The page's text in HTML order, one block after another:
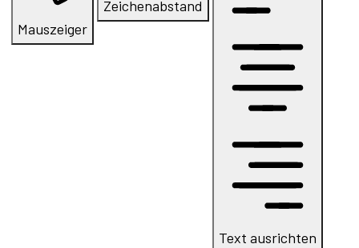
Mauszeiger
Zeichenabstand
Text ausrichten